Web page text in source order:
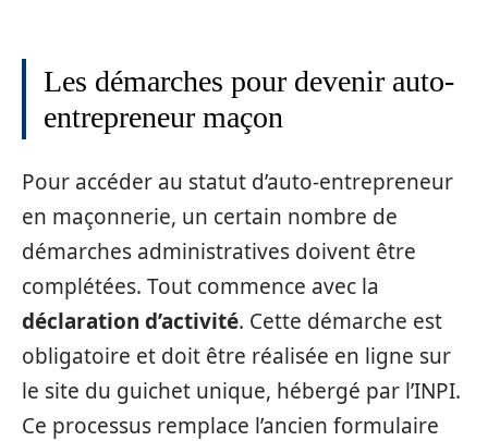
Les démarches pour devenir auto-
entrepreneur maçon
Pour accéder au statut d’auto-entrepreneur
en maçonnerie, un certain nombre de
démarches administratives doivent être
complétées. Tout commence avec la
déclaration d’activité. Cette démarche est
obligatoire et doit être réalisée en ligne sur
le site du guichet unique, hébergé par l’INPI.
Ce processus remplace l’ancien formulaire